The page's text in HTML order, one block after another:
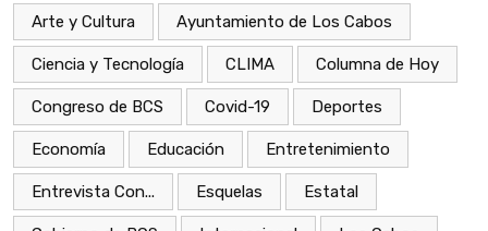
Arte y Cultura Ayuntamiento de Los Cabos
Ciencia y Tecnología CLIMA Columna de Hoy
Congreso de BCS Covid-19 Deportes
Economía Educación Entretenimiento
Entrevista Con... Esquelas Estatal